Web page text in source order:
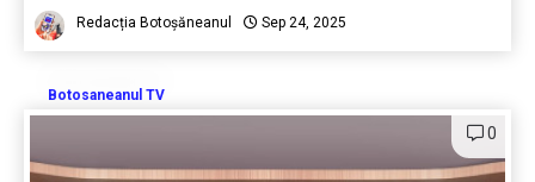
Redacția Botoșăneanul Sep 24, 2025
Botosaneanul TV
0